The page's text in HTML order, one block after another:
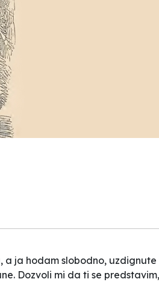
ja hodam slobodno, uzdignute
Dozvoli mi da ti se